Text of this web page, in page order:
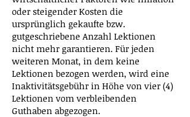
oder steigender Kosten die
ursprünglich gekaufte bzw.
gutgeschriebene Anzahl Lektionen
nicht mehr garantieren. Für jeden
weiteren Monat, in dem keine
Lektionen bezogen werden, wird eine
Inaktivitätsgebühr in Höhe von vier (4)
Lektionen vom verbleibenden
Guthaben abgezogen.